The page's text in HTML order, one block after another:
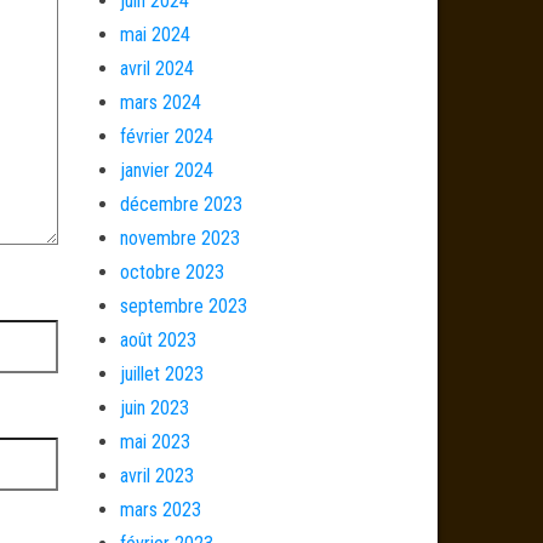
mai 2024
avril 2024
mars 2024
février 2024
janvier 2024
décembre 2023
novembre 2023
octobre 2023
septembre 2023
août 2023
juillet 2023
juin 2023
mai 2023
avril 2023
mars 2023